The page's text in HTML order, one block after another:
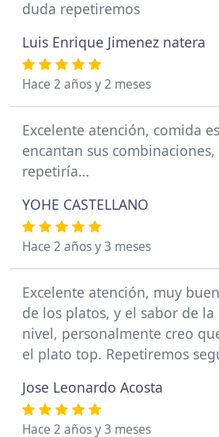
duda repetiremos
Luis Enrique Jimenez natera
Hace 2 años y 2 meses
Excelente atención, comida
encantan sus
repetiría…
YOHE CASTELLANO
Hace 2 años y 3 meses
Excelente atención, muy
de los platos, y el sabor de
nivel, personalmente creo
el plato top. Repetiremos
Jose Leonardo Acosta
Hace 2 años y 3 meses